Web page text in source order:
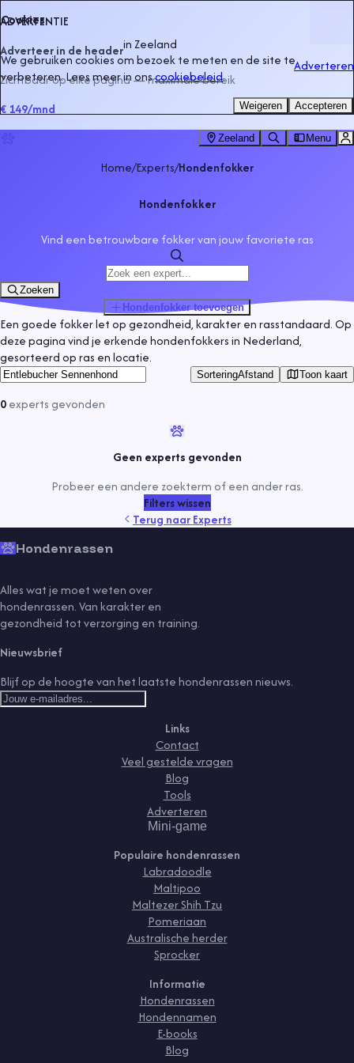
ADVERTENTIE
Adverteer in de headerinZeeland
Zichtbaar op elke pagina — maximale bereik
€ 149/mnd
Adverteren
Zeeland Menu
Home/Experts/Hondenfokker
Hondenfokker
Vind een betrouwbare fokker van jouw favoriete ras
Zoeken
Hondenfokkertoevoegen
Een goede fokker let op gezondheid, karakter en rasstandaard. Op
deze pagina vind je erkende hondenfokkers in Nederland,
gesorteerd op ras en locatie.
SorteringAfstand Toon kaart
0experts gevonden
Geen experts gevonden
Probeer een andere zoekterm of een ander ras.
Filters wissen
Terug naarExperts
Hondenrassen
Alles wat je moet weten over
hondenrassen. Van karakter en
gezondheid tot verzorging en training.
Nieuwsbrief
Blijf op de hoogte van het laatste hondenrassen nieuws.
Links
Contact
Veel gestelde vragen
Blog
Tools
Adverteren
Mini-game
Populaire hondenrassen
Labradoodle
Maltipoo
Maltezer Shih Tzu
Pomeriaan
Australische herder
Sprocker
Informatie
Hondenrassen
Hondennamen
E-books
Blog
Cookies
We gebruiken cookies om bezoek te meten en de site te
verbeteren. Lees meer in onscookiebeleid.
Weigeren Accepteren